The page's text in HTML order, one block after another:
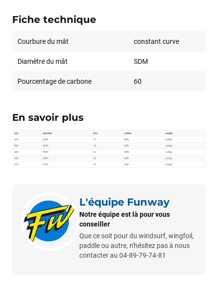
Fiche technique
Courbure du mât constant curve
Diamètre du mât SDM
Pourcentage de carbone 60
En savoir plus
L'équipe Funway
Notre équipe est là pour vous
conseiller
Que ce soit pour du windsurf, wingfoil,
paddle ou autre, n'hésitez pas à nous
contacter au 04-89-79-74-81